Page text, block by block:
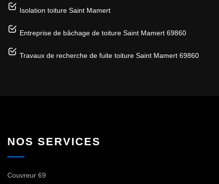
Isolation toiture Saint Mamert
Entreprise de bâchage de toiture Saint Mamert 69860
Travaux de recherche de fuite toiture Saint Mamert 69860
NOS SERVICES
Couvreur 69